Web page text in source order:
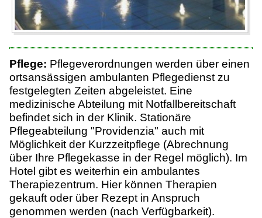
Pflege: Pflegeverordnungen werden über einen
ortsansässigen ambulanten Pflegedienst zu
festgelegten Zeiten abgeleistet. Eine
medizinische Abteilung mit Notfallbereitschaft
befindet sich in der Klinik. Stationäre
Pflegeabteilung "Providenzia" auch mit
Möglichkeit der Kurzzeitpflege (Abrechnung
über Ihre Pflegekasse in der Regel möglich). Im
Hotel gibt es weiterhin ein ambulantes
Therapiezentrum. Hier können Therapien
gekauft oder über Rezept in Anspruch
genommen werden (nach Verfügbarkeit).